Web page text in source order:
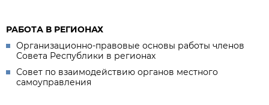
РАБОТА В РЕГИОНАХ
Организационно-правовые основы работы членов
Совета Республики в регионах
Совет по взаимодействию органов местного
самоуправления